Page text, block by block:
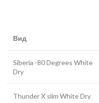
Вид
Siberia -80 Degrees White
Dry
Thunder X slim White Dry